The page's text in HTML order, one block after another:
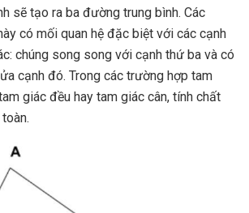
sẽ tạo ra ba đường trung bình. Các
có mối quan hệ đặc biệt với các cạnh
chúng song song với cạnh thứ ba và có
cạnh đó. Trong các trường hợp tam
giác đều hay tam giác cân, tính chất